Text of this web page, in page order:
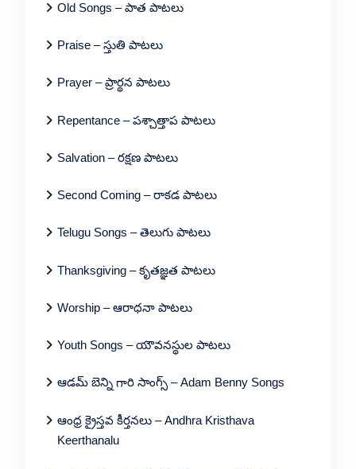
Old Songs – పాత పాటలు
Praise – స్తుతి పాటలు
Prayer – ప్రార్థన పాటలు
Repentance – పశ్చాత్తాప పాటలు
Salvation – రక్షణ పాటలు
Second Coming – రాకడ పాటలు
Telugu Songs – తెలుగు పాటలు
Thanksgiving – కృతజ్ఞత పాటలు
Worship – ఆరాధనా పాటలు
Youth Songs – యౌవనస్థుల పాటలు
ఆడమ్ బెన్ని గారి సాంగ్స్ – Adam Benny Songs
ఆంధ్ర క్రైస్తవ కీర్తనలు – Andhra Kristhava
Keerthanalu